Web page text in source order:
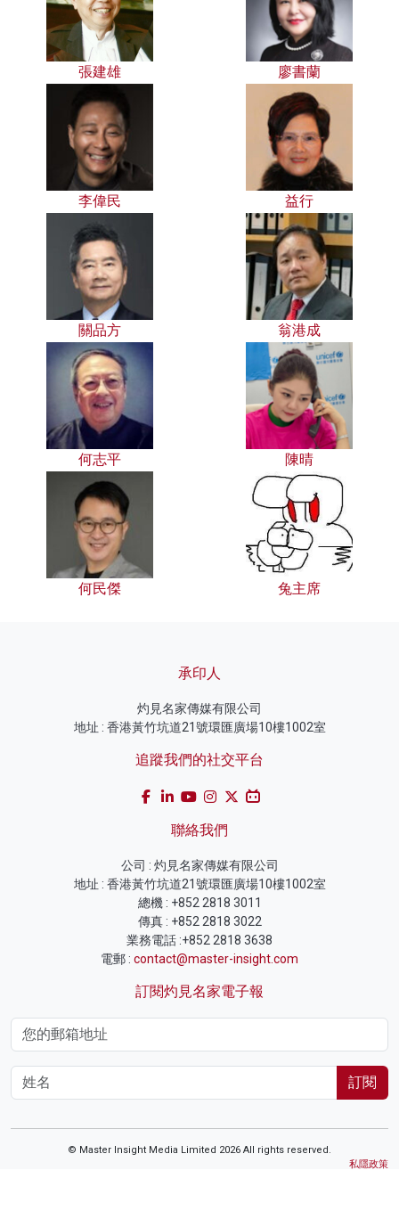
張建雄 廖書蘭
李偉民 益行
關品方 翁港成
何志平 陳晴
何民傑 兔主席
承印人
灼見名家傳媒有限公司
地址 : 香港黃竹坑道21號環匯廣場10樓1002室
追蹤我們的社交平台
聯絡我們
公司 : 灼見名家傳媒有限公司
地址 : 香港黃竹坑道21號環匯廣場10樓1002室
總機 : +852 2818 3011
傳真 : +852 2818 3022
業務電話 :+852 2818 3638
電郵 : contact@master-insight.com
訂閱灼見名家電子報
訂閱
© Master Insight Media Limited 2026 All rights reserved.
私隱政策